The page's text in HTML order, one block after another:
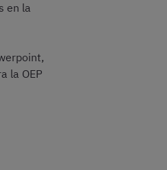
en la
la OEP